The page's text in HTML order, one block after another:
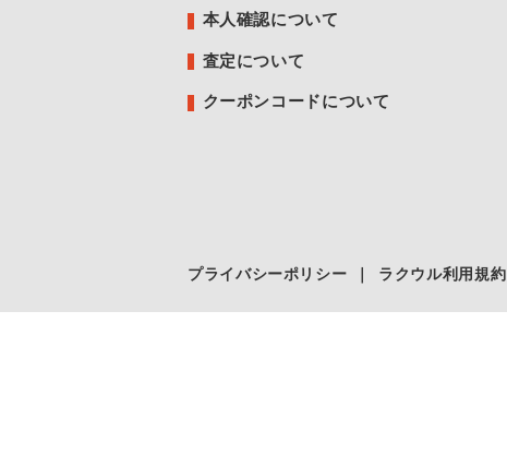
本人確認について
査定について
クーポンコードについて
プライバシーポリシー ラクウル利用規約